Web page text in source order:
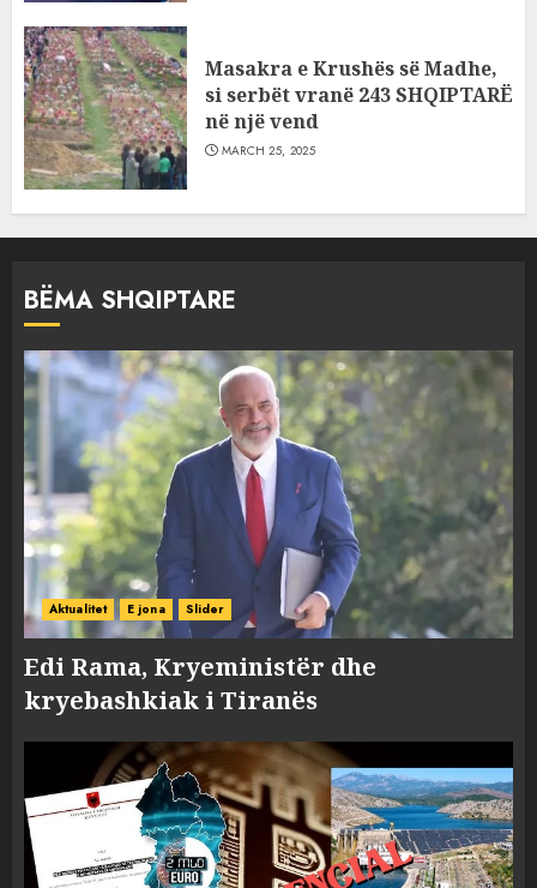
Masakra e Krushës së Madhe,
si serbët vranë 243 SHQIPTARË
në një vend
MARCH 25, 2025
BËMA SHQIPTARE
Aktualitet E jona Slider
Edi Rama, Kryeministër dhe
kryebashkiak i Tiranës